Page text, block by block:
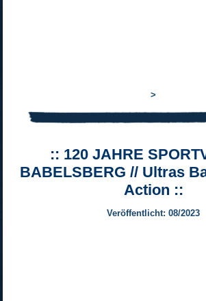
>
:: 120 JAHRE
BABELSBERG // Ultras
Action ::
Veröffentlicht: 08/2023